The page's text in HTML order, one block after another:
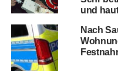
und
Nach